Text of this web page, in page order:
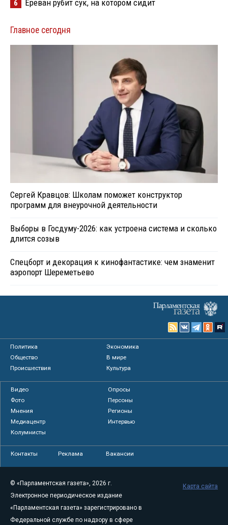
6 Ереван рубит сук, на котором сидит
Главное сегодня
Сергей Кравцов: Школам поможет конструктор
программ для внеурочной деятельности
Выборы в Госдуму-2026: как устроена система и сколько
длится созыв
Спецборт и декорация к кинофантастике: чем знаменит
аэропорт Шереметьево
Политика
Экономика
Общество
В мире
Происшествия
Культура
Видео
Опросы
Фото
Персоны
Мнения
Регионы
Медиацентр
Интервью
Колумнисты
Контакты Реклама Вакансии
© «Парламентская газета», 2026 г.
Электронное периодическое издание
«Парламентская газета» зарегистрировано в
Федеральной службе по надзору в сфере
Карта сайта